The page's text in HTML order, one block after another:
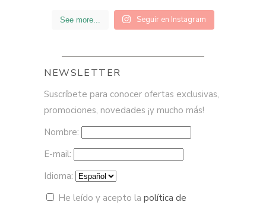
See more... Seguir en Instagram
NEWSLETTER
Suscríbete para conocer ofertas exclusivas,
promociones, novedades ¡y mucho más!
Nombre:
E-mail:
Idioma:
He leído y acepto la política de